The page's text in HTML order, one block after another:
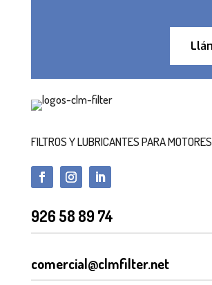
FILTROS Y LUBRICANTES PARA
926 58 89 74
comercial@clmfilter.net